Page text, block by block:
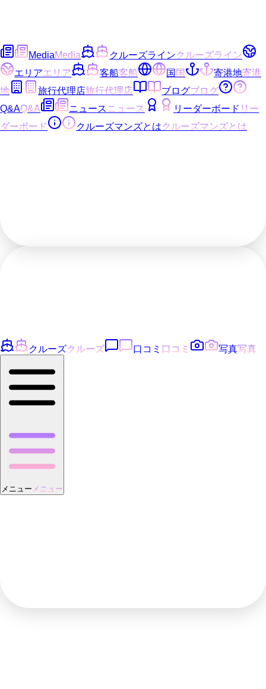
MediaMedia クルーズラインクルーズライン
エリアエリア 客船客船 国国 寄港地寄港
地
旅行代理店旅行代理店 ブログブログ
Q&AQ&A ニュース ニュース リーダーボード リー
ダーボード
クルーズマンズとはクルーズマンズとは
クルーズクルーズ 口コミ 口コミ 写真写真
メニュー メニュー